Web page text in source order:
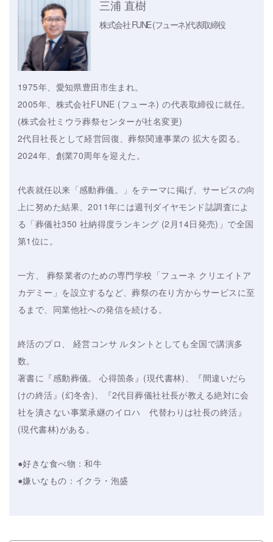
三浦 直樹
株式会社 FUNE (フューネ)代表取締役
1975年、愛知県豊田市生まれ。
2005年、株式会社FUNE (フューネ) の代表取締役に就任。
(株式会社ミウラ葬祭センターが社名変更)
2代目社長として経営回復、葬祭関連事業の 拡大を図る。
2024年、創業70周年を迎えた。
代表就任以来「感動葬儀。」をテーマに掲げ、サービスの向
上に努めた結果、2011年には週刊ダイヤモンド誌調査によ
る「葬儀社350 社納得度ランキング (2月14日発売)」で全国
第1位に。
一方、 葬祭業者のための専門学校「フューネ クリエイトア
カデミー」を設立するなど、葬祭の在り方からサービスに至
るまで、同業他社への発信を続ける。
終活のプロ、 経営コンサ ルタントとしても全国で講演多
数。
著書に『感動葬儀。 心得箇条』(現代書林)、『間違いだら
けの終活』(幻冬舎)、『2代目葬儀社社長が教える絶対に会
社を潰さない事業承継のイロハ 代替わりは社長の終活』
(現代書林)がある。
●好きな食べ物：和牛
●嫌いなもの：イクラ・泡盛